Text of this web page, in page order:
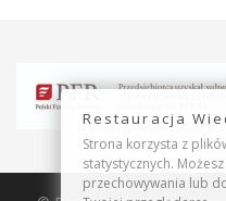
Restauracja
Strona korzysta z
statystycznych.
przechowywania lub